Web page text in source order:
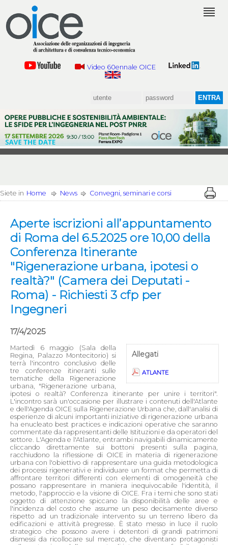
Video 60ennale OICE
Siete in Home News Convegni, seminari e corsi
Aperte iscrizioni all’appuntamento
di Roma del 6.5.2025 ore 10,00 della
Conferenza Itinerante
"Rigenerazione urbana, ipotesi o
realtà?" (Camera dei Deputati -
Roma) - Richiesti 3 cfp per
Ingegneri
17/4/2025
Allegati
ATLANTE
Martedì 6 maggio (Sala della
Regina, Palazzo Montecitorio) si
terrà l'incontro conclusivo delle
tre conferenze itineranti sulle
tematiche della Rigenerazione
urbana, "Rigenerazione urbana,
ipotesi o realtà? Conferenza itinerante per unire i territori".
L'incontro sarà un'occasione per illustrare i contenuti dell'Atlante
e dell'Agenda OICE sulla Rigenerazione Urbana che, dall'analisi di
esperienze di alcuni importanti iniziative di rigenerazione urbana
ha enucleato best practices e indicazioni operative che saranno
commentate da rappresentanti delle Istituzioni e da operatori del
settore. L'Agenda e l'Atlante, entrambi navigabili dinamicamente
cliccando direttamente sui bottoni presenti sulla pagina,
racchiudono la riflessione di OICE in materia di rigenerazione
urbana con l'obiettivo di rappresentare una guida metodologica
dei processi rigenerativi e individuare un format che permetta di
affrontare territori differenti con elementi di omogeneità che
possano rappresentare in maniera inequivocabile l'identità, il
metodo, l'approccio e la visione di OICE. Fra i temi che sono stati
oggetto di attenzione spiccano la disponibilità delle aree e
l'incidenza del costo che assume un peso decisamente diverso
rispetto ad un tradizionale intervento su un terreno libero da
edificazioni e attività pregresse. È stato messo in luce il ruolo
strategico che possono avere i detentori di grandi patrimoni
dismessi da ricollocare sul mercato, che diventano protagonisti